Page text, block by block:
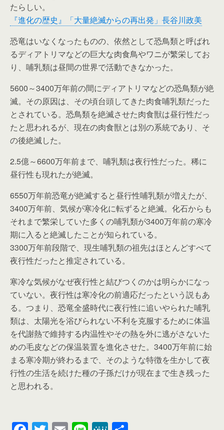
たらしい。
『進化の歴史』「大量絶滅からの再出発」長谷川政美
恐竜はいなくなったものの、依然として恐鳥類と呼ばれ
るディアトリマなどの巨大な肉食鳥やワニが繁栄してお
り、哺乳類は昼間の世界で活動できなかった。
5600～3400万年前の間にディアトリマなどの恐鳥類が絶
滅。その原因は、その頃台頭してきた肉食哺乳類だった
とされている。恐鳥類を絶滅させた肉食獣は昼行性だっ
たと思われるが、現在の肉食獣とは別の系統であり、そ
の後絶滅した。
2.5億～6600万年前まで、哺乳類は夜行性だった。稀に
昼行性も現れたが絶滅。
6550万年前恐竜が絶滅すると昼行性哺乳類が増えたが、
3400万年前、気候が寒冷化に転ずると絶滅。化石からも
それまで繁栄していた多くの哺乳類が3400万年前の寒冷
期に入ると絶滅したことが知られている。
3300万年前段階で、現生哺乳類の祖先はほとんどすべて
夜行性だったと推定されている。
寒冷な気候がなぜ夜行性と結びつくのかは明らかになっ
ていない。夜行性は寒冷化の前適応だったという説もあ
る。つまり、恐竜全盛時代に夜行性に追いやられた哺乳
類は、太陽光を浴びられない不利を克服するために体温
を代謝熱で維持する内温性やその熱を外に逃がさないた
めの毛皮などの保温装置を進化させた。3400万年前に始
まる寒冷期が終わるまで、そのような特徴を生かして夜
行性の生活を続けた種の子孫だけが現在まで生き残った
と思われる。